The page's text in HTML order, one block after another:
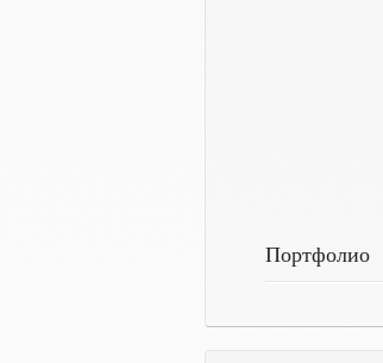
Портфолио